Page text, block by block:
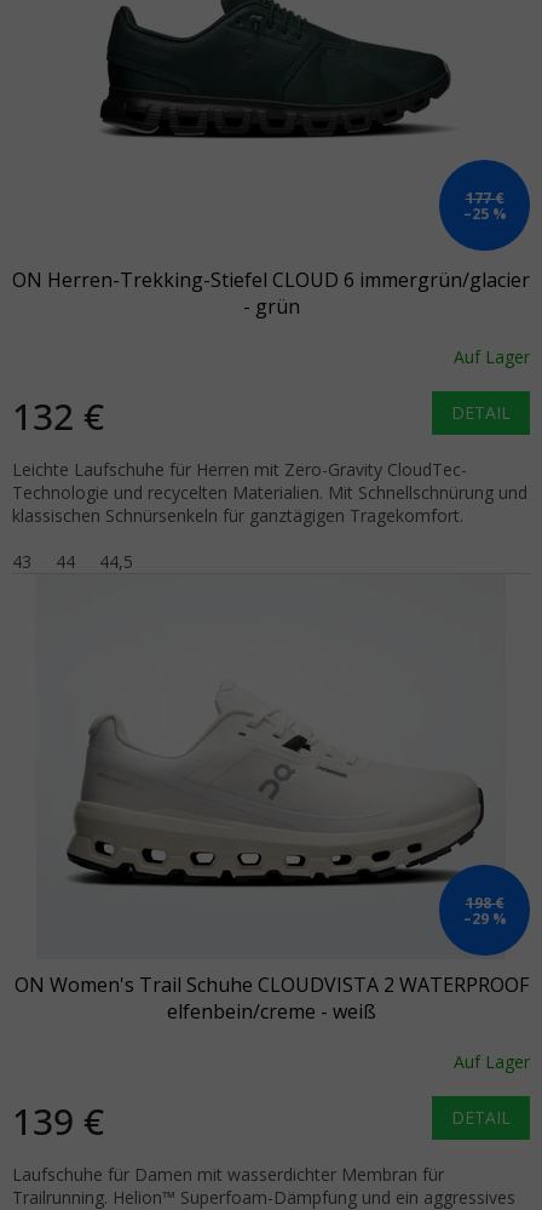
177 €
–25 %
ON Herren-Trekking-Stiefel CLOUD 6 immergrün/glacier
- grün
Auf Lager
132 € DETAIL
Leichte Laufschuhe für Herren mit Zero-Gravity CloudTec-
Technologie und recycelten Materialien. Mit Schnellschnürung und
klassischen Schnürsenkeln für ganztägigen Tragekomfort.
43
44 44,5
198 €
–29 %
ON Women's Trail Schuhe CLOUDVISTA 2 WATERPROOF
elfenbein/creme - weiß
Auf Lager
139 € DETAIL
Laufschuhe für Damen mit wasserdichter Membran für
Trailrunning. Helion™ Superfoam-Dämpfung und ein aggressives